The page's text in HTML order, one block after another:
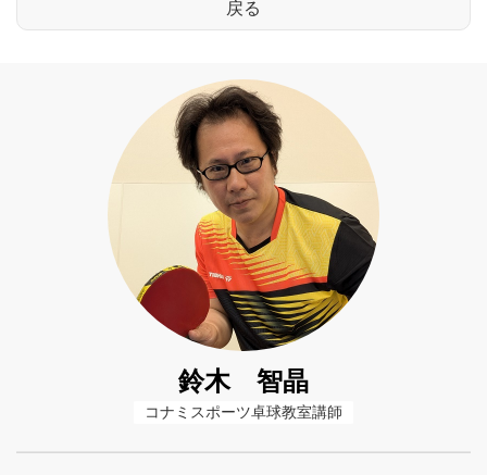
鈴木 智晶
コナミスポーツ卓球教室講師